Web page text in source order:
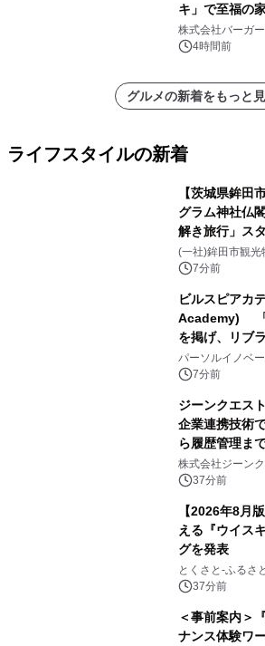
キ」で至福の
株式会社バーガ
4時間前
グルメの新着をもっと
ライフスタイルの新着
【茨城県鉾田
グラム神社仏
解き旅行」ス
(一社)鉾田市観光
7分前
ビルスピアカ
Academy) 「
を掲げ、リブ
パーソルイノベ
7分前
ジーンクエス
企業連携技術
ら履歴管理ま
タ活用を支援
株式会社ジーン
37分前
【2026年8月
える『ウイス
グを発表
とくさと-ふるさ
37分前
＜事前案内＞
ナンス体験ワ